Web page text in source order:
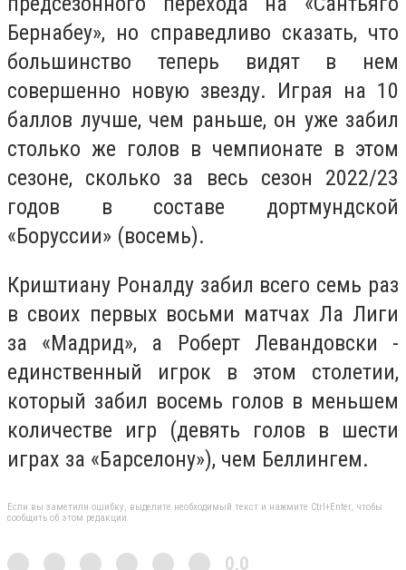
Бернабеу», но справедливо сказать, что
большинство теперь видят в нем
совершенно новую звезду. Играя на 10
баллов лучше, чем раньше, он уже забил
столько же голов в чемпионате в этом
сезоне, сколько за весь сезон 2022/23
годов в составе дортмундской
«Боруссии» (восемь).
Криштиану Роналду забил всего семь раз
в своих первых восьми матчах Ла Лиги
за «Мадрид», а Роберт Левандовски -
единственный игрок в этом столетии,
который забил восемь голов в меньшем
количестве игр (девять голов в шести
играх за «Барселону»), чем Беллингем.
Если вы заметили ошибку, выделите необходимый текст и нажмите Ctrl+Enter, чтобы
сообщить об этом редакции
0,0